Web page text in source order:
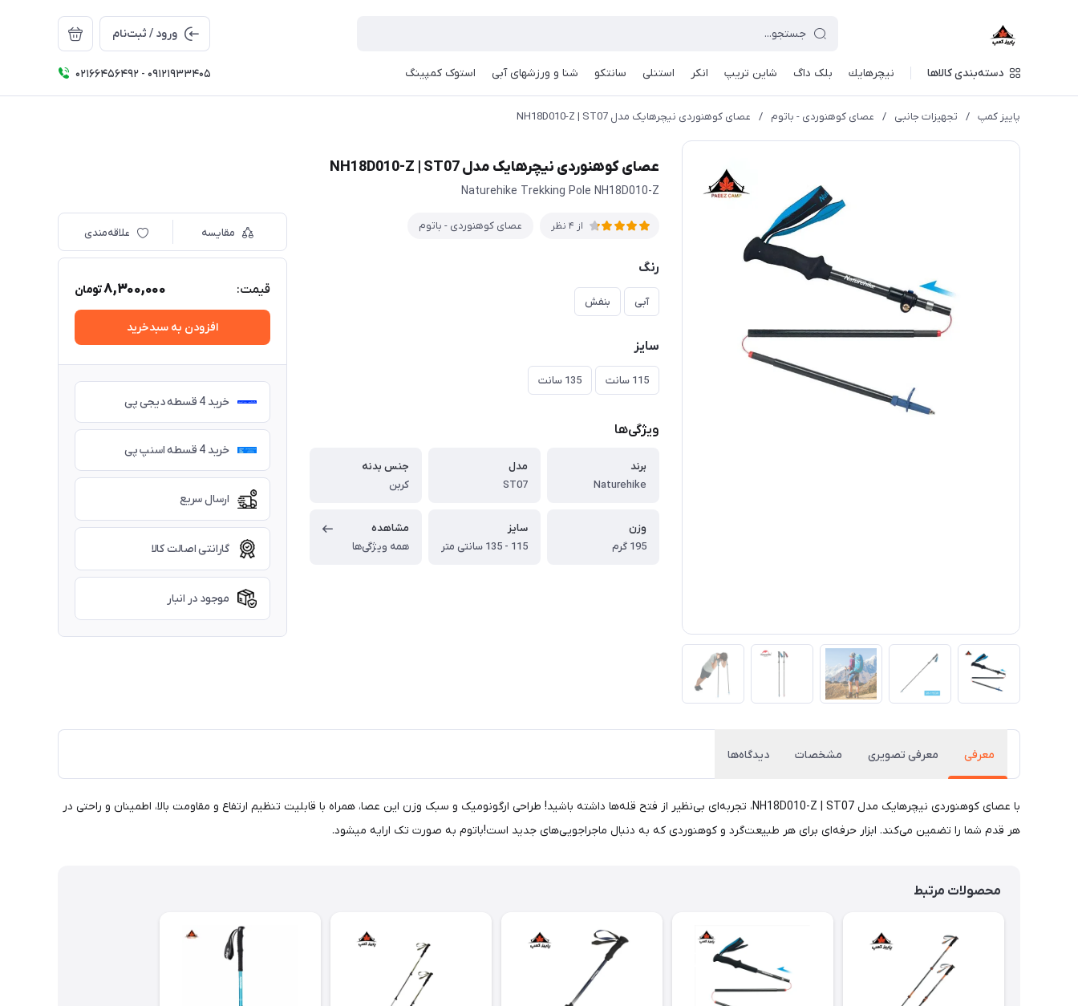
ورود / ثبت‌نام
دسته‌بندی کالاها نيچرهايك بلک داگ شاین تریپ انکر استنلی سانتکو شنا و ورزشهای آبی استوک کمپینگ 02166456492 - 09121933405
پاییز کمپ / تجهیزات جانبی / عصای کوهنوردی - باتوم / عصای کوهنوردی نیچرهایک مدل NH18D010-Z | ST07
عصای کوهنوردی نیچرهایک مدل NH18D010-Z | ST07
Naturehike Trekking Pole NH18D010-Z
از 4 نظر عصای کوهنوردی - باتوم
رنگ
آبی بنفش
سایز
115 سانت 135 سانت
ویژگی‌ها
برند
Naturehike
مدل
ST07
جنس بدنه
کربن
وزن
195 گرم
سایز
115 - 135 سانتی متر
مشاهده
همه ویژگی‌ها
مقایسه علاقه‌مندی
قیمت: 8,300,000تومان
افزودن به سبدخرید
خرید 4 قسطه دیجی پی
خرید 4 قسطه اسنپ پی
ارسال سریع
گارانتی اصالت کالا
موجود در انبار
معرفی معرفی تصویری مشخصات دیدگاه‌ها
با عصای کوهنوردی نیچرهایک مدل NH18D010-Z | ST07، تجربه‌ای بی‌نظیر از فتح قله‌ها داشته باشید! طراحی ارگونومیک و سبک وزن این عصا، همراه با قابلیت تنظیم ارتفاع و مقاومت بالا، اطمینان و راحتی در
هر قدم شما را تضمین می‌کند. ابزار حرفه‌ای برای هر طبیعت‌گرد و کوهنوردی که به دنبال ماجراجویی‌های جدید است!باتوم به صورت تک ارایه میشود.
محصولات مرتبط